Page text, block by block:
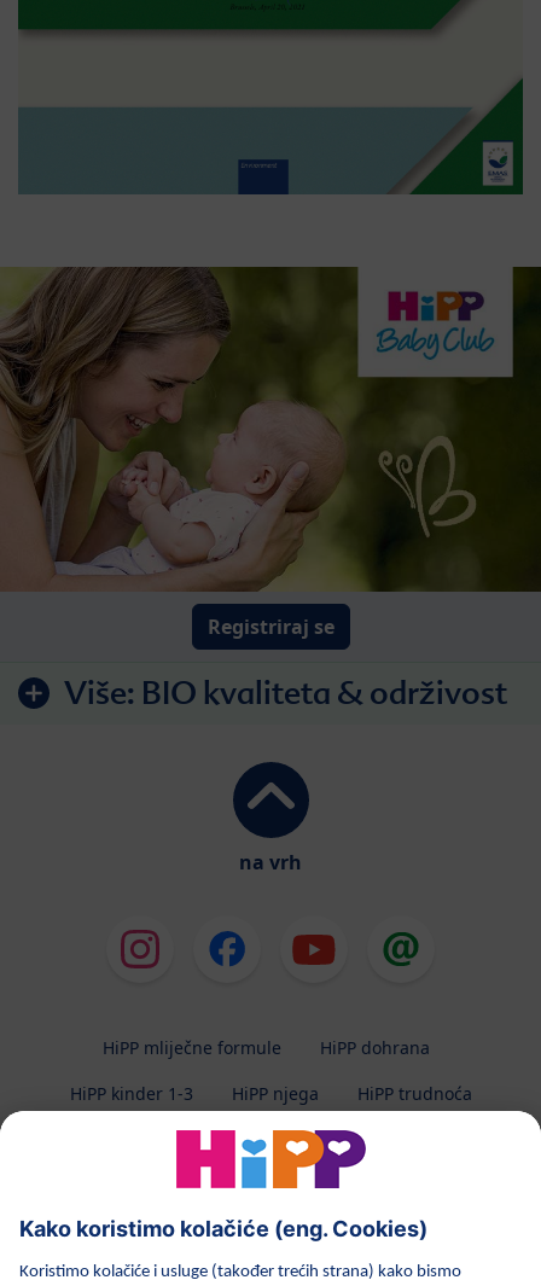
Registriraj se
Više: BIO kvaliteta & održivost
na vrh
HiPP mliječne formule
HiPP dohrana
HiPP kinder 1-3
HiPP njega HiPP trudnoća
Zaštita privatnosti
Uvjeti korištenja